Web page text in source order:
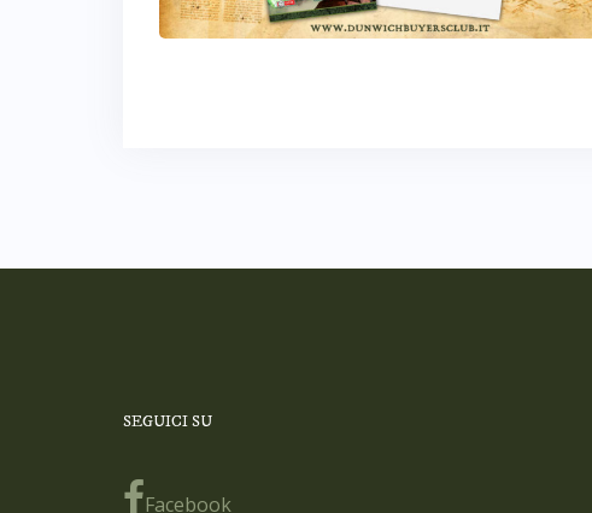
SEGUICI SU
Facebook